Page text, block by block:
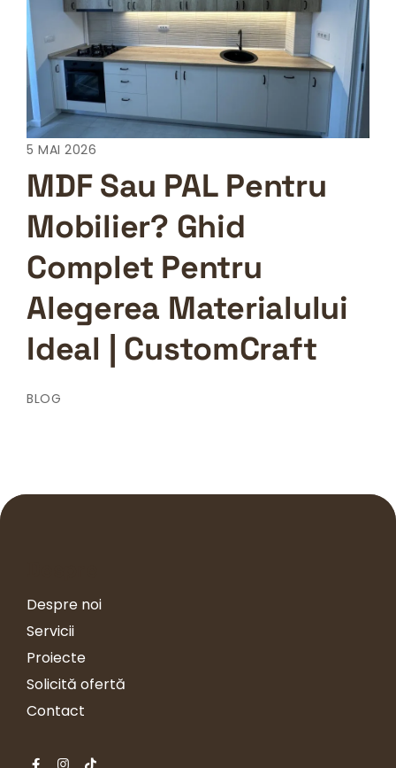
5 MAI 2026
MDF Sau PAL Pentru
Mobilier? Ghid
Complet Pentru
Alegerea Materialului
Ideal | CustomCraft
BLOG
Despre noi
Servicii
Proiecte
Solicită ofertă
Contact